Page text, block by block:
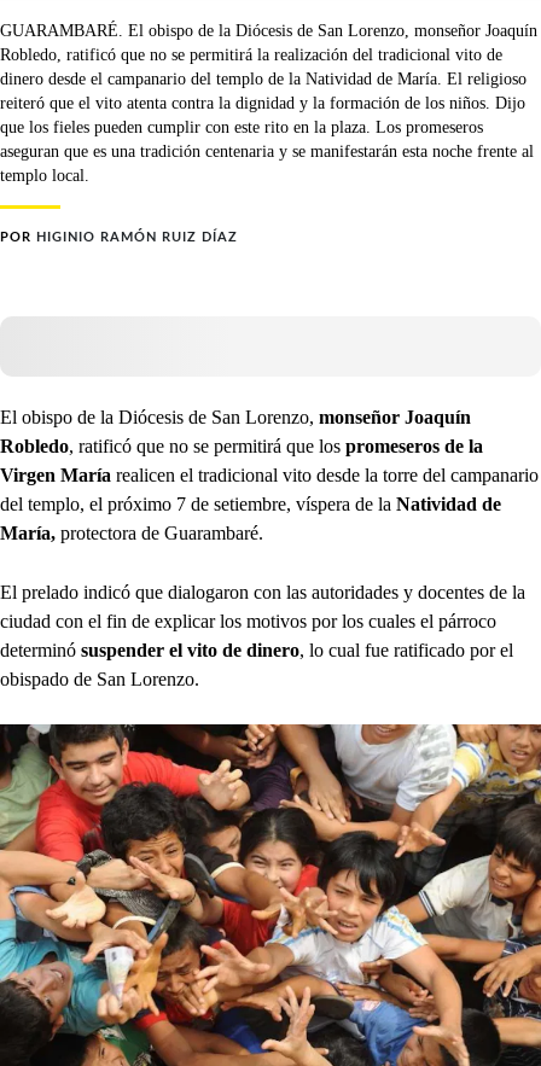
GUARAMBARÉ. El obispo de la Diócesis de San Lorenzo, monseñor Joaquín
Robledo, ratificó que no se permitirá la realización del tradicional vito de
dinero desde el campanario del templo de la Natividad de María. El religioso
reiteró que el vito atenta contra la dignidad y la formación de los niños. Dijo
que los fieles pueden cumplir con este rito en la plaza. Los promeseros
aseguran que es una tradición centenaria y se manifestarán esta noche frente al
templo local.
POR HIGINIO RAMÓN RUIZ DÍAZ
El obispo de la Diócesis de San Lorenzo, monseñor Joaquín
Robledo, ratificó que no se permitirá que los promeseros de la
Virgen María realicen el tradicional vito desde la torre del campanario
del templo, el próximo 7 de setiembre, víspera de la Natividad de
María, protectora de Guarambaré.
El prelado indicó que dialogaron con las autoridades y docentes de la
ciudad con el fin de explicar los motivos por los cuales el párroco
determinó suspender el vito de dinero, lo cual fue ratificado por el
obispado de San Lorenzo.